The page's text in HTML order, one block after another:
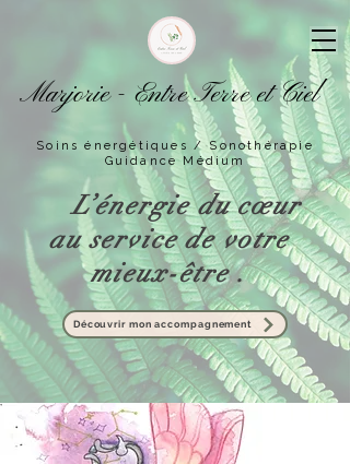
Marjorie - Entre Terre et Ciel
Soins énergétiques / Sonothérapie
Guidance Médium
L’énergie du cœur
au service de votre
mieux-être .
Découvrir mon accompagnement